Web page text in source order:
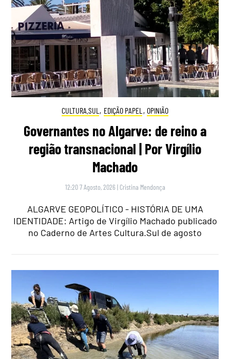
CULTURA.SUL , EDIÇÃO PAPEL , OPINIÃO
Governantes no Algarve: de reino a
região transnacional | Por Virgílio
Machado
12:20 7 Agosto, 2026 | Cristina Mendonça
ALGARVE GEOPOLÍTICO - HISTÓRIA DE UMA
IDENTIDADE: Artigo de Virgílio Machado publicado
no Caderno de Artes Cultura.Sul de agosto